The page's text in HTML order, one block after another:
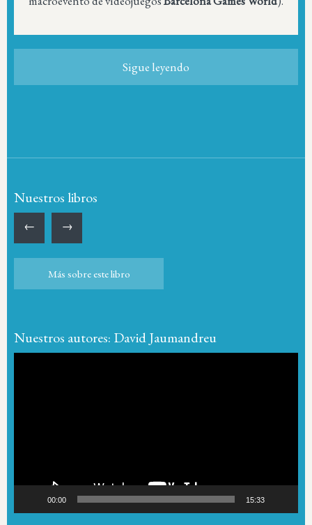
Sigue leyendo
Nuestros libros
← →
Más sobre este libro
Nuestros autores: David Jaumandreu
00:00 15:33